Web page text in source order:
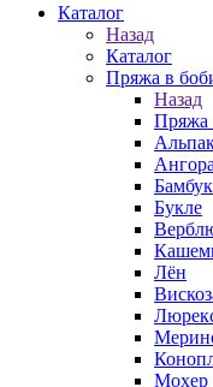
Каталог
Назад
Каталог
Пряжа в
Назад
Пряжа
Ангора
Бамбук
Букле
Лён
Мохер